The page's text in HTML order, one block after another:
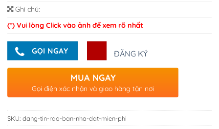
Ghi chú:
(*) Vui lòng Click vào ảnh để xem rõ nhất
GỌI NGAY ĐĂNG KÝ
MUA NGAY
Gọi điện xác nhận và giao hàng tận nơi
SKU: dang-tin-rao-ban-nha-dat-mien-phi